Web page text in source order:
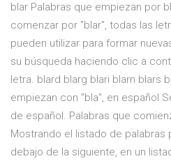
blar Palabras que empiezan por
comenzar por "blar", todas las
pueden utilizar para formar
su búsqueda haciendo clic a
letra. blard blarg blari blarn blars
empiezan con "bla", en español
de español. Palabras que
Mostrando el listado de palabras
debajo de la siguiente, en un